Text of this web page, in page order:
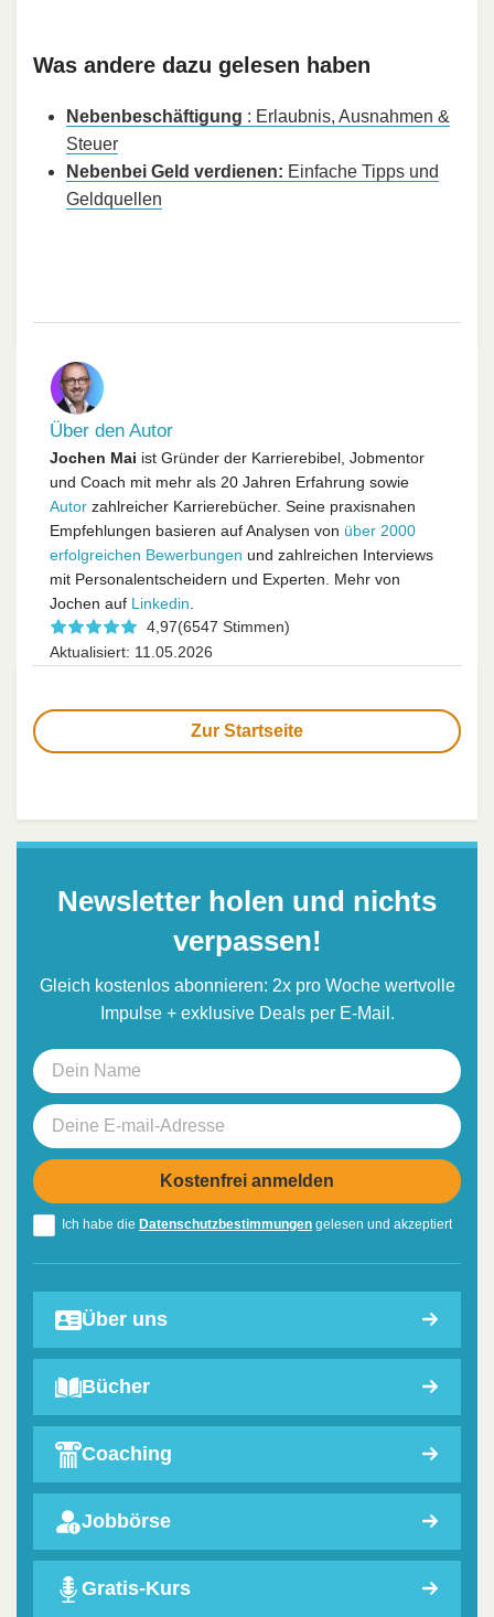
Was andere dazu gelesen haben
Nebenbeschäftigung : Erlaubnis, Ausnahmen &
Steuer
Nebenbei Geld verdienen: Einfache Tipps und
Geldquellen
Über den Autor
Jochen Mai ist Gründer der Karrierebibel, Jobmentor
und Coach mit mehr als 20 Jahren Erfahrung sowie
Autor zahlreicher Karrierebücher. Seine praxisnahen
Empfehlungen basieren auf Analysen von über 2000
erfolgreichen Bewerbungen und zahlreichen Interviews
mit Personalentscheidern und Experten. Mehr von
Jochen auf Linkedin.
4,97(6547 Stimmen)
Aktualisiert: 11.05.2026
Zur Startseite
Newsletter holen und nichts
verpassen!
Gleich kostenlos abonnieren: 2x pro Woche wertvolle
Impulse + exklusive Deals per E-Mail.
Ich habe die Datenschutzbestimmungen gelesen und akzeptiert
Über uns
Bücher
Coaching
Jobbörse
Gratis-Kurs